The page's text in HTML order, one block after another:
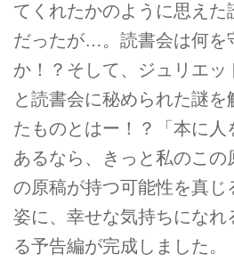
てくれたかのように思えた
だったが…。読書会は何を
か！？そして、ジュリエッ
と読書会に秘められた謎を
たものとはー！？「本に人
あるなら、きっと私のこの
の原稿が持つ可能性を真じ
姿に、幸せな気持ちになれ
る予告編が完成しました。